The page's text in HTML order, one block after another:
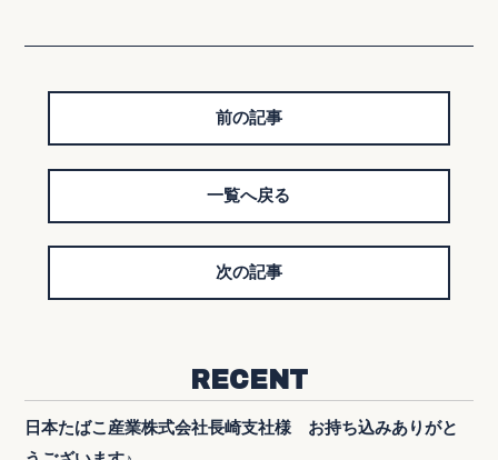
前の記事
一覧へ戻る
次の記事
RECENT
日本たばこ産業株式会社長崎支社様 お持ち込みありがと